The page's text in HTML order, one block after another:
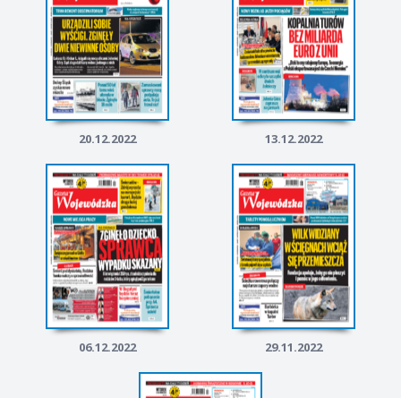
20.12.2022 13.12.2022
06.12.2022 29.11.2022